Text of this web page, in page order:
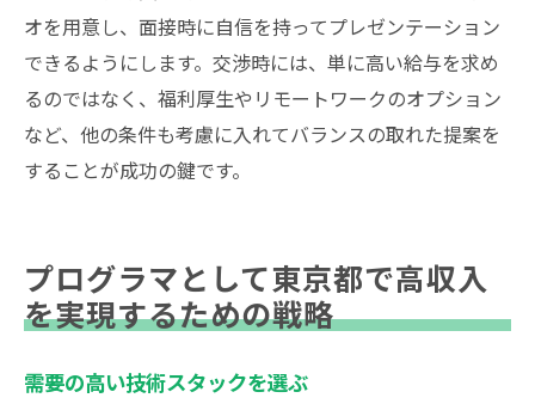
オを用意し、面接時に自信を持ってプレゼンテーション
できるようにします。交渉時には、単に高い給与を求め
るのではなく、福利厚生やリモートワークのオプション
など、他の条件も考慮に入れてバランスの取れた提案を
することが成功の鍵です。
プログラマとして東京都で高収入
を実現するための戦略
需要の高い技術スタックを選ぶ